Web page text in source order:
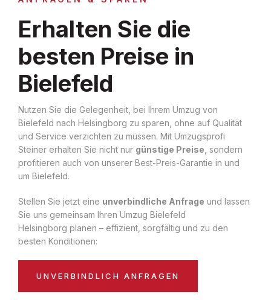
Erhalten Sie die
besten Preise in
Bielefeld
Nutzen Sie die Gelegenheit, bei Ihrem Umzug von
Bielefeld nach Helsingborg zu sparen, ohne auf Qualität
und Service verzichten zu müssen. Mit Umzugsprofi
Steiner erhalten Sie nicht nur günstige Preise , sondern
profitieren auch von unserer Best-Preis-Garantie in und
um Bielefeld.
Stellen Sie jetzt eine unverbindliche Anfrage und lassen
Sie uns gemeinsam Ihren Umzug Bielefeld
Helsingborg planen – effizient, sorgfältig und zu den
besten Konditionen:
UNVERBINDLICH ANFRAGEN